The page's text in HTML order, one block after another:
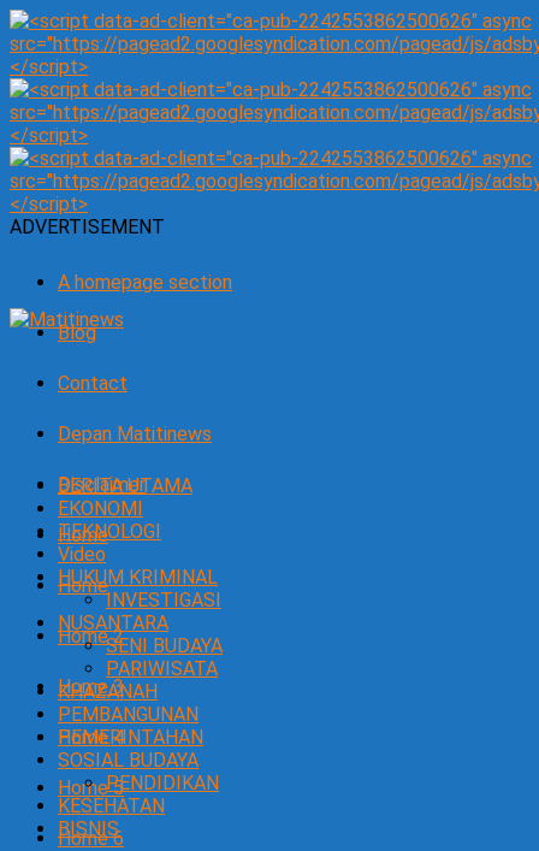
ADVERTISEMENT
A homepage section
Blog
Contact
Depan Matitinews
Disclaimer
Home
Home
Home 2
Home 3
Home 4
Home 5
Home 6
BERITA UTAMA
EKONOMI
TEKNOLOGI
Video
HUKUM KRIMINAL
INVESTIGASI
NUSANTARA
SENI BUDAYA
PARIWISATA
KHAZANAH
PEMBANGUNAN
PEMERINTAHAN
SOSIAL BUDAYA
PENDIDIKAN
KESEHATAN
BISNIS